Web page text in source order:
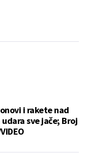
i rakete nad
sve jače; Broj